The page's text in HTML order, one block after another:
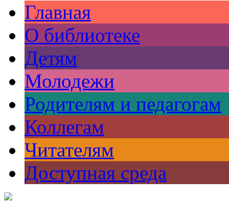
Главная
О библиотеке
Детям
Молодежи
Родителям и педагогам
Коллегам
Читателям
Доступная среда